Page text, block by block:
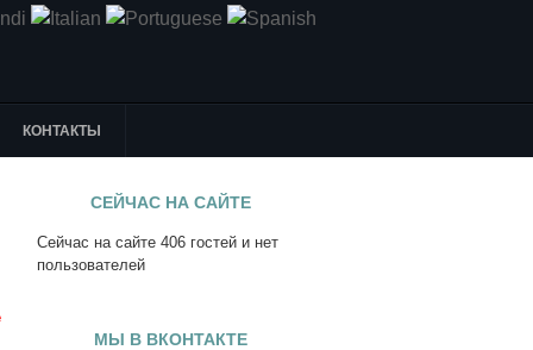
КОНТАКТЫ
СЕЙЧАС НА САЙТЕ
Сейчас на сайте 406 гостей и нет
пользователей
МЫ В ВКОНТАКТЕ